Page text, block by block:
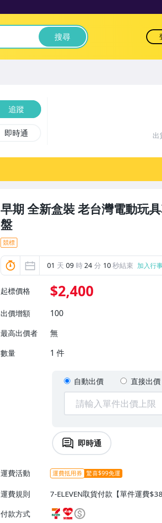
搜尋
早期 全新盒裝 老台灣電動玩
盤
競標
01 天 09 時24 分 08秒結束 加入行
起標價格 $2,400
出價增額 100
最高出價者 無
數量 1 件
自動出價 直接出價
即時通
運費活動 運費抵用券 驚喜$99免運
運費規則
7-ELEVEN取貨付款【單件運費
付款【單件運費$60、消費滿
9、消費滿$899免運費】
付款方式
追蹤
即時通 出